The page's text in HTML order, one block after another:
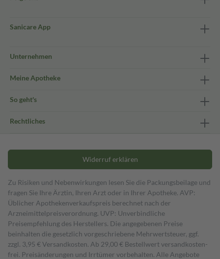
Sanicare App
Unternehmen
Meine Apotheke
So geht's
Rechtliches
Widerruf erklären
Zu Risiken und Nebenwirkungen lesen Sie die Packungsbeilage und
fragen Sie Ihre Ärztin, Ihren Arzt oder in Ihrer Apotheke. AVP:
Üblicher Apothekenverkaufspreis berechnet nach der
Arzneimittelpreisverordnung. UVP: Unverbindliche
Preisempfehlung des Herstellers. Die angegebenen Preise
beinhalten die gesetzlich vorgeschriebene Mehrwertsteuer, ggf.
zzgl. 3,95 € Versandkosten. Ab 29,00 € Bestell­wert versand­kosten­
frei. Preisänderungen und Irrtümer vorbehalten. Alle Angebote